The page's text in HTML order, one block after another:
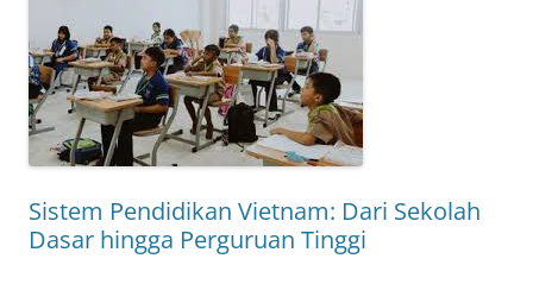
Sistem Pendidikan Vietnam: Dari Sekolah
Dasar hingga Perguruan Tinggi